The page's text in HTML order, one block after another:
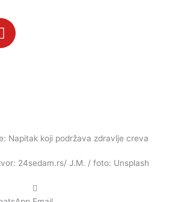
Y
o
Napitak koji podržava zdravlje creva
24sedam.rs/ J.M. / foto: Unsplash